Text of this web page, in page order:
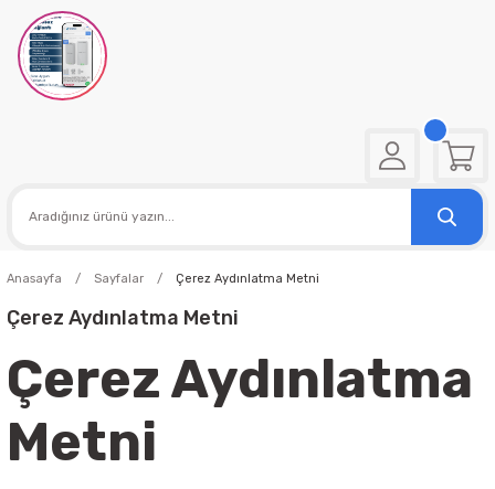
Anasayfa Sayfalar Çerez Aydınlatma Metni
Çerez Aydınlatma Metni
Çerez Aydınlatma
Metni